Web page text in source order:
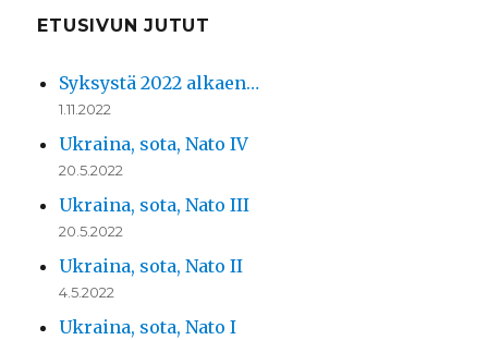
ETUSIVUN JUTUT
Syksystä 2022 alkaen…
1.11.2022
Ukraina, sota, Nato IV
20.5.2022
Ukraina, sota, Nato III
20.5.2022
Ukraina, sota, Nato II
4.5.2022
Ukraina, sota, Nato I